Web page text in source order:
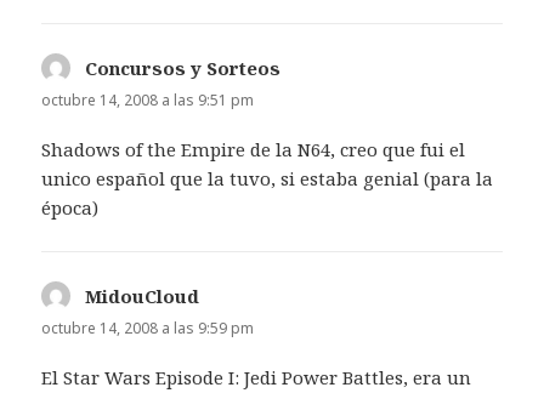
Concursos y Sorteos
octubre 14, 2008 a las 9:51 pm
Shadows of the Empire de la N64, creo que fui el
unico español que la tuvo, si estaba genial (para la
época)
MidouCloud
octubre 14, 2008 a las 9:59 pm
El Star Wars Episode I: Jedi Power Battles, era un